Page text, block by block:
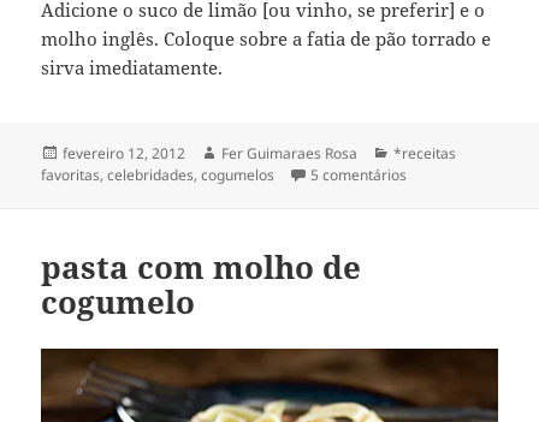
Adicione o suco de limão [ou vinho, se preferir] e o
molho inglês. Coloque sobre a fatia de pão torrado e
sirva imediatamente.
Publicado
em
fevereiro 12, 2012 Autor
Fer Guimaraes Rosa Categorias
*receitas
favoritas,celebridades,cogumelos 5 comentários
pasta com molho de
cogumelo